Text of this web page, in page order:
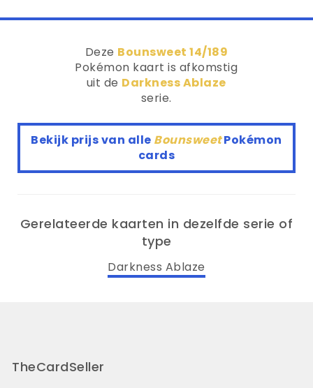
Deze Bounsweet 14/189
Pokémon kaart is afkomstig
uit de Darkness Ablaze
serie.
Bekijk prijs van alle BounsweetPokémon
cards
Gerelateerde kaarten in dezelfde serie of
type
Darkness Ablaze
TheCardSeller